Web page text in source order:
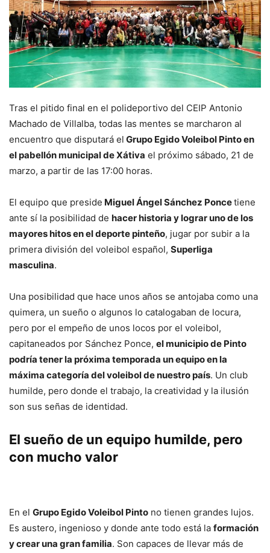
Tras el pitido final en el polideportivo del CEIP Antonio
Machado de Villalba, todas las mentes se marcharon al
encuentro que disputará el Grupo Egido Voleibol Pinto en
el pabellón municipal de Xátiva el próximo sábado, 21 de
marzo, a partir de las 17:00 horas.
El equipo que preside Miguel Ángel Sánchez Poncetiene
ante sí la posibilidad de hacer historia y lograr uno de los
mayores hitos en el deporte pinteño, jugar por subir a la
primera división del voleibol español, Superliga
masculina.
Una posibilidad que hace unos años se antojaba como una
quimera, un sueño o algunos lo catalogaban de locura,
pero por el empeño de unos locos por el voleibol,
capitaneados por Sánchez Ponce, el municipio de Pinto
podría tener la próxima temporada un equipo en la
máxima categoría del voleibol de nuestro país. Un club
humilde, pero donde el trabajo, la creatividad y la ilusión
son sus señas de identidad.
El sueño de un equipo humilde, pero
con mucho valor
En el Grupo Egido Voleibol Pinto no tienen grandes lujos.
Es austero, ingenioso y donde ante todo está la formación
y crear una gran familia. Son capaces de llevar más de